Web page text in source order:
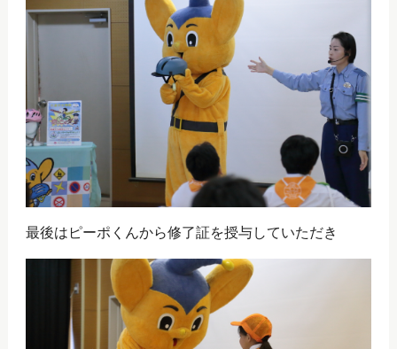
最後はピーポくんから修了証を授与していただき